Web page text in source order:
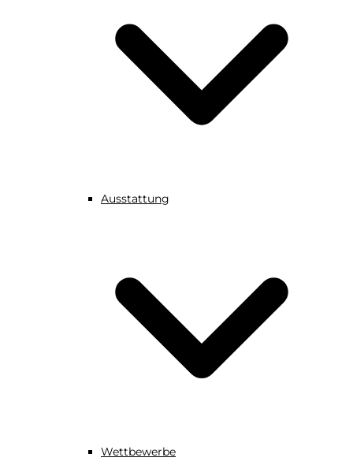
Ausstattung
Wettbewerbe